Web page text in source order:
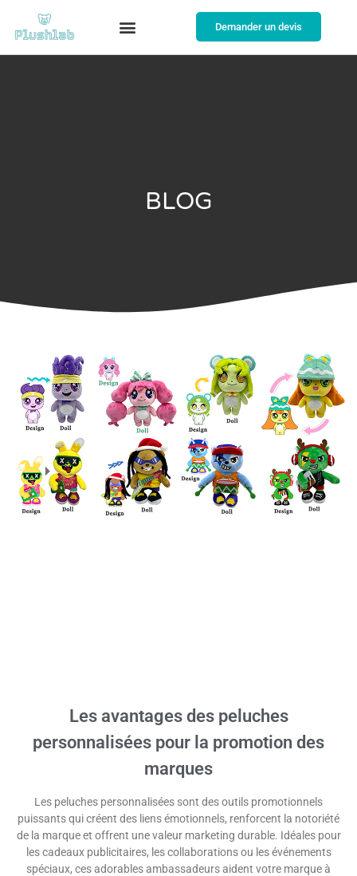
Demander un devis
BLOG
Les avantages des peluches
personnalisées pour la promotion des
marques
Les peluches personnalisées sont des outils promotionnels
puissants qui créent des liens émotionnels, renforcent la notoriété
de la marque et offrent une valeur marketing durable. Idéales pour
les cadeaux publicitaires, les collaborations ou les événements
spéciaux, ces adorables ambassadeurs aident votre marque à